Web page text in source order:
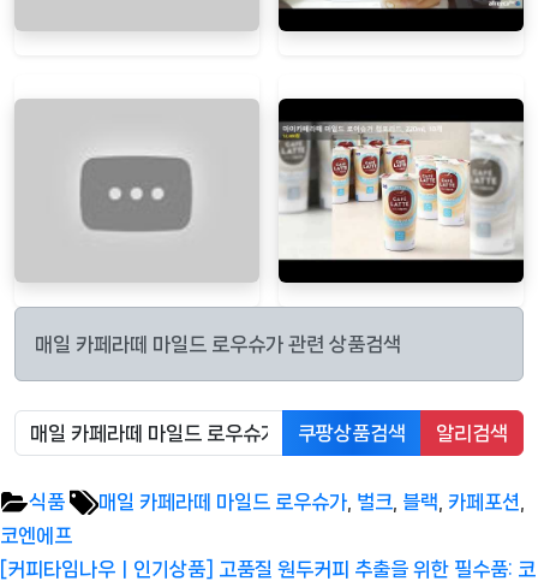
매일 카페라떼 마일드 로우슈가 관련 상품검색
쿠팡상품검색 알리검색
식품 Tags:
매일 카페라떼 마일드 로우슈가 벌크 블랙 카페포션
코엔에프
글
Previous
[커피타임나우ㅣ인기상품] 고품질 원두커피 추출을 위한 필수품: 코